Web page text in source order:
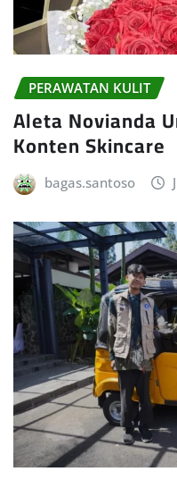
PERAWATAN KULIT
Aleta Novianda
Konten Skincare
bagas.santoso